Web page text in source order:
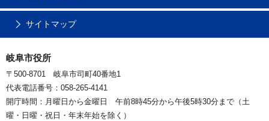
サイトマップ
岐阜市役所
〒500-8701 岐阜市司町40番地1
代表電話番号：058-265-4141
開庁時間：月曜日から金曜日 午前8時45分から午後5時30分まで（土
曜・日曜・祝日・年末年始を除く）